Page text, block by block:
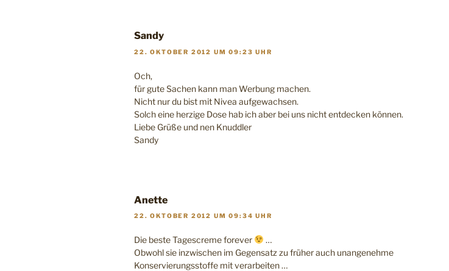
Sandy
22. OKTOBER 2012 UM 09:23 UHR
Och,
für gute Sachen kann man Werbung machen.
Nicht nur du bist mit Nivea aufgewachsen.
Solch eine herzige Dose hab ich aber bei uns nicht entdecken können.
Liebe Grüße und nen Knuddler
Sandy
Anette
22. OKTOBER 2012 UM 09:34 UHR
Die beste Tagescreme forever
…
Obwohl sie inzwischen im Gegensatz zu früher auch unangenehme
Konservierungsstoffe mit verarbeiten …